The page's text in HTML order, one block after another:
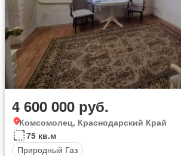
4 600 000 руб.
Комсомолец, Краснодарский Край
75 кв.м
Природный Газ